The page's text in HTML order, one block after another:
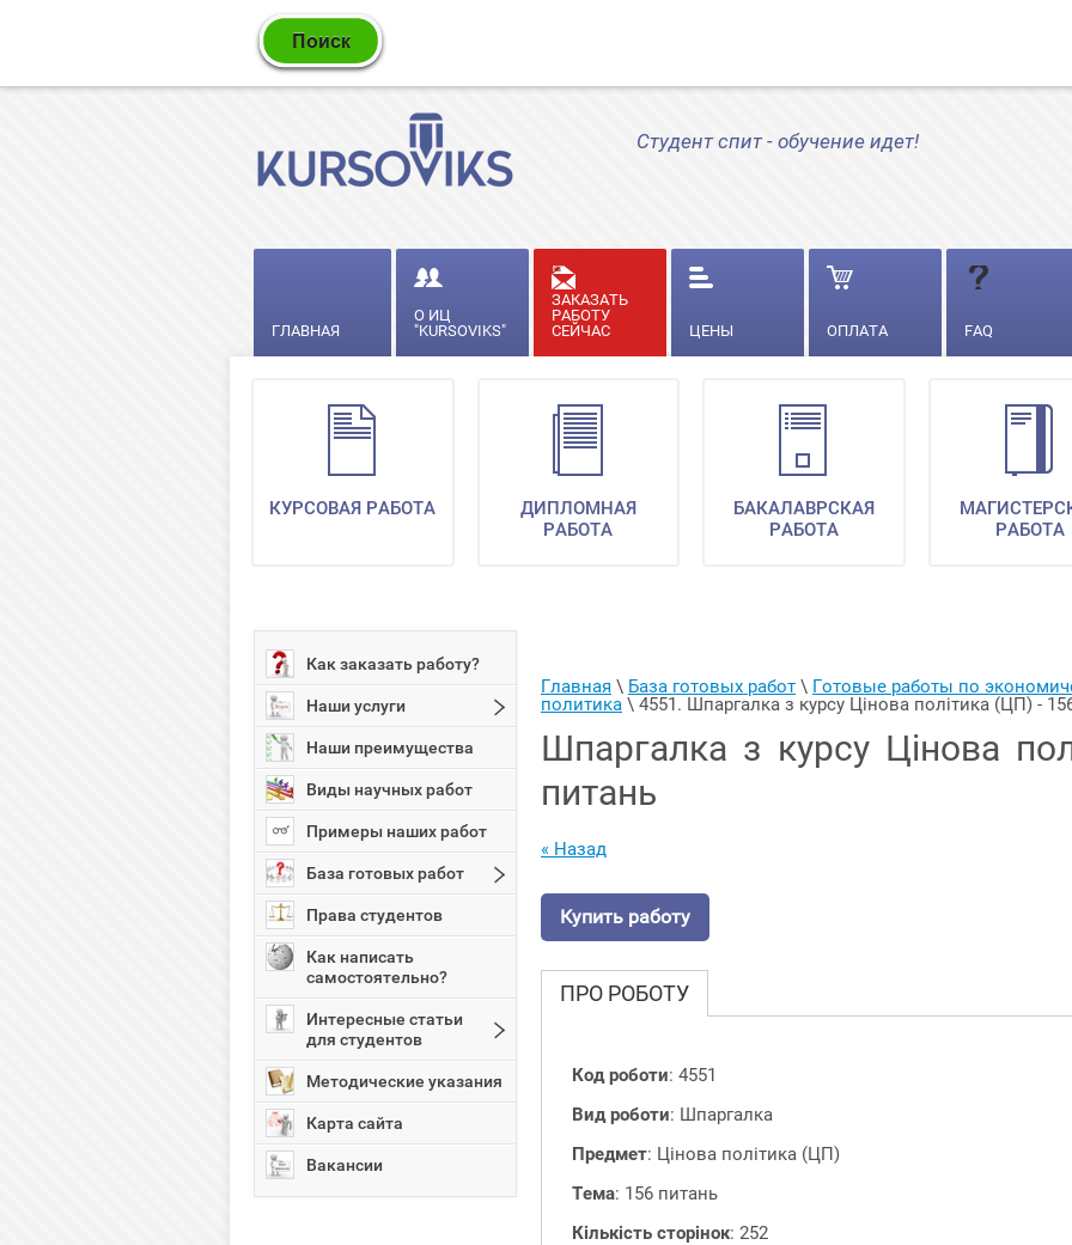
Студент спит - обучение идет!
ГЛАВНАЯ
О ИЦ
"KURSOVIKS"
ЗАКАЗАТЬ
РАБОТУ
СЕЙЧАС
ЦЕНЫ ОПЛАТА FAQ
КУРСОВАЯ РАБОТА
ДИПЛОМНАЯ
РАБОТА
БАКАЛАВРСКАЯ
РАБОТА
РАБОТА
Как заказать работу?
Наши услуги
Наши преимущества
Виды научных работ
Примеры наших работ
База готовых работ
Права студентов
Как написать
самостоятельно?
Интересные статьи
для студентов
Методические указания
Карта сайта
Вакансии
Главная \ База готовых работ \ Готовые работы по
политика \ 4551. Шпаргалка з курсу Цінова політика (ЦП) -
Шпаргалка з курсу Цінова
питань
« Назад
Купить работу
ПРО РОБОТУ
Код роботи: 4551
Вид роботи: Шпаргалка
Предмет: Цінова політика (ЦП)
Тема: 156 питань
Кількість сторінок: 252